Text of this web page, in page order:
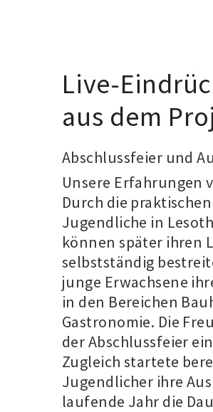
Live-
aus dem
Abschlussfeier und
Unsere Erfahrungen
Durch die
Jugendliche in
können später ihren
selbstständig
junge Erwachsene
in den Bereichen
Gastronomie. Die
der Abschlussfeier
Zugleich startete
Jugendlicher ihre
laufende Jahr die